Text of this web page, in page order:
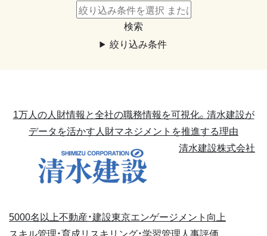
検索
絞り込み条件
1万人の人財情報と全社の職務情報を可視化。清水建設が
データを活かす人財マネジメントを推進する理由
清水建設株式会社
5000名以上不動産・建設東京エンゲージメント向上
スキル管理・育成リスキリング・学習管理人事評価